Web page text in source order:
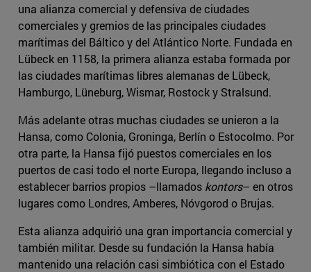
una alianza comercial y defensiva de ciudades
comerciales y gremios de las principales ciudades
marítimas del Báltico y del Atlántico Norte. Fundada en
Lübeck en 1158, la primera alianza estaba formada por
las ciudades marítimas libres alemanas de Lübeck,
Hamburgo, Lüneburg, Wismar, Rostock y Stralsund.
Más adelante otras muchas ciudades se unieron a la
Hansa, como Colonia, Groninga, Berlín o Estocolmo. Por
otra parte, la Hansa fijó puestos comerciales en los
puertos de casi todo el norte Europa, llegando incluso a
establecer barrios propios –llamados kontors– en otros
lugares como Londres, Amberes, Nóvgorod o Brujas.
Esta alianza adquirió una gran importancia comercial y
también militar. Desde su fundación la Hansa había
mantenido una relación casi simbiótica con el Estado